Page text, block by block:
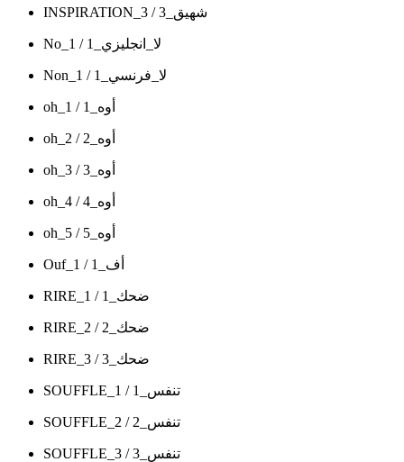
INSPIRATION_3 / شهيق_3
No_1 / لا_انجليزي_1
Non_1 / لا_فرنسي_1
oh_1 / أوه_1
oh_2 / أوه_2
oh_3 / أوه_3
oh_4 / أوه_4
oh_5 / أوه_5
Ouf_1 / أف_1
RIRE_1 / ضحك_1
RIRE_2 / ضحك_2
RIRE_3 / ضحك_3
SOUFFLE_1 / تنفس_1
SOUFFLE_2 / تنفس_2
SOUFFLE_3 / تنفس_3